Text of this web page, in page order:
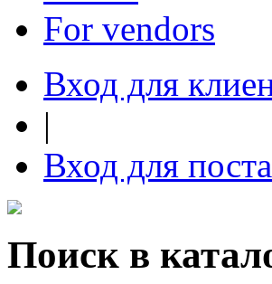
For vendors
Вход для
|
Вход для
Поиск в